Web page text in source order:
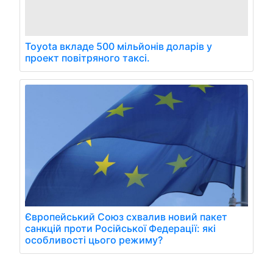
Toyota вкладе 500 мільйонів доларів у
проект повітряного таксі.
Європейський Союз схвалив новий пакет
санкцій проти Російської Федерації: які
особливості цього режиму?